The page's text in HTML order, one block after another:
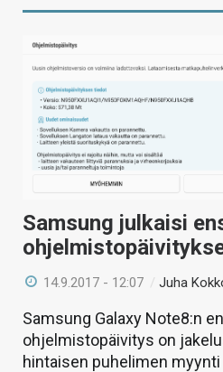
Samsung julkaisi
14.9.2017 - 12:07 /Juha
Samsung Galaxy Note8:n
ohjelmistopäivitys on
hintaisen puhelimen